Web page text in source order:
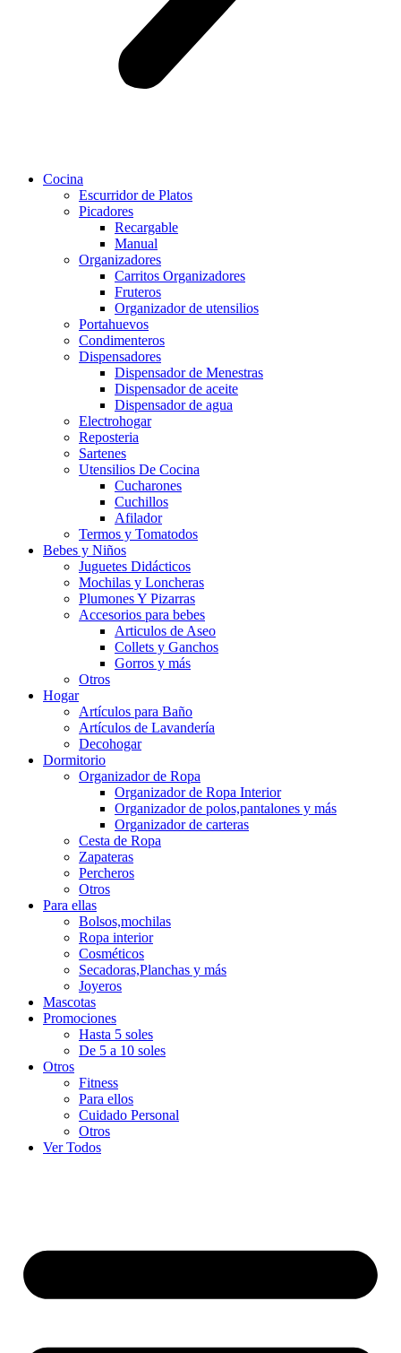
Cocina
Escurridor de Platos
Picadores
Recargable
Manual
Organizadores
Carritos Organizadores
Fruteros
Organizador de utensilios
Portahuevos
Condimenteros
Dispensadores
Dispensador de Menestras
Dispensador de aceite
Dispensador de agua
Electrohogar
Reposteria
Sartenes
Utensilios De Cocina
Cucharones
Cuchillos
Afilador
Termos y Tomatodos
Bebes y Niños
Juguetes Didácticos
Mochilas y Loncheras
Plumones Y Pizarras
Accesorios para bebes
Articulos de Aseo
Collets y Ganchos
Gorros y más
Otros
Hogar
Artículos para Baño
Artículos de Lavandería
Decohogar
Dormitorio
Organizador de Ropa
Organizador de Ropa Interior
Organizador de polos,pantalones y más
Organizador de carteras
Cesta de Ropa
Zapateras
Percheros
Otros
Para ellas
Bolsos,mochilas
Ropa interior
Cosméticos
Secadoras,Planchas y más
Joyeros
Mascotas
Promociones
Hasta 5 soles
De 5 a 10 soles
Otros
Fitness
Para ellos
Cuidado Personal
Otros
Ver Todos